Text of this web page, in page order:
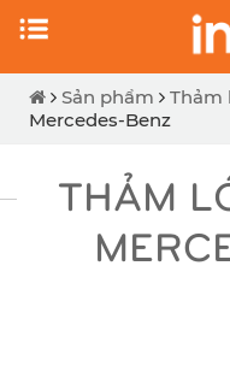
Sản phẩm Thảm
Mercedes-Benz
THẢM